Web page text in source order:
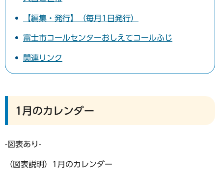
【編集・発行】（毎月1日発行）
富士市コールセンターおしえてコールふじ
関連リンク
1月のカレンダー
-図表あり-
（図表説明）1月のカレンダー